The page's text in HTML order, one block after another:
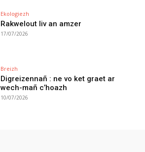
Ekologiezh
Rakwelout liv an amzer
17/07/2026
Breizh
Digreizennañ : ne vo ket graet ar
wech-mañ c’hoazh
10/07/2026